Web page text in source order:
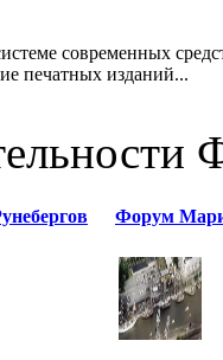
современных
печатных изданий...
Форум